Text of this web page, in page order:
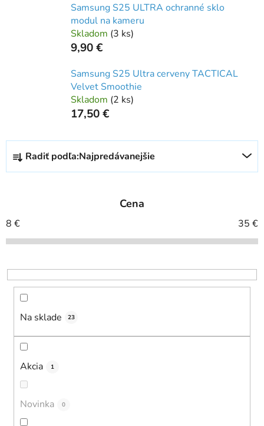
Samsung S25 ULTRA ochranné sklo
modul na kameru
Skladom (3 ks)
9,90 €
Samsung S25 Ultra cerveny TACTICAL
Velvet Smoothie
Skladom (2 ks)
17,50 €
R
d
i
e
r
o
Radiť podľa:Najpredávanejšie
Cena
8 € 35 €
Na sklade 23
Akcia 1
Novinka 0